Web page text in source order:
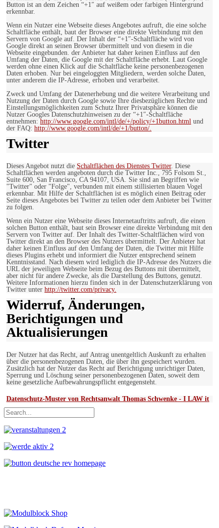
Button ist an dem Zeichen “+1″ auf weißem oder farbigen Hintergrund
erkennbar.
Wenn ein Nutzer eine Webseite dieses Angebotes aufruft, die eine solche
Schaltfläche enthält, baut der Browser eine direkte Verbindung mit den
Servern von Google auf. Der Inhalt der “+1″-Schaltfläche wird von
Google direkt an seinen Browser übermittelt und von diesem in die
Webseite eingebunden. der Anbieter hat daher keinen Einfluss auf den
Umfang der Daten, die Google mit der Schaltfläche erhebt. Laut Google
werden ohne einen Klick auf die Schaltfläche keine personenbezogenen
Daten erhoben. Nur bei eingeloggten Mitgliedern, werden solche Daten,
unter anderem die IP-Adresse, erhoben und verarbeitet.
Zweck und Umfang der Datenerhebung und die weitere Verarbeitung und
Nutzung der Daten durch Google sowie Ihre diesbezüglichen Rechte und
Einstellungsmöglichkeiten zum Schutz Ihrer Privatsphäre können die
Nutzer Googles Datenschutzhinweisen zu der “+1″-Schaltfläche
entnehmen: http://www.google.com/intl/de/+/policy/+1button.html und
der FAQ: http://www.google.com/intl/de/+1/button/.
Twitter
Dieses Angebot nutzt die Schaltflächen des Dienstes Twitter. Diese
Schaltflächen werden angeboten durch die Twitter Inc., 795 Folsom St.,
Suite 600, San Francisco, CA 94107, USA. Sie sind an Begriffen wie
"Twitter" oder "Folge", verbunden mit einem stillisierten blauen Vogel
erkennbar. Mit Hilfe der Schaltflächen ist es möglich einen Beitrag oder
Seite dieses Angebotes bei Twitter zu teilen oder dem Anbieter bei Twitter
zu folgen.
Wenn ein Nutzer eine Webseite dieses Internetauftritts aufruft, die einen
solchen Button enthält, baut sein Browser eine direkte Verbindung mit den
Servern von Twitter auf. Der Inhalt des Twitter-Schaltflächen wird von
Twitter direkt an den Browser des Nutzers übermittelt. Der Anbieter hat
daher keinen Einfluss auf den Umfang der Daten, die Twitter mit Hilfe
dieses Plugins erhebt und informiert die Nutzer entsprechend seinem
Kenntnisstand. Nach diesem wird lediglich die IP-Adresse des Nutzers die
URL der jeweiligen Webseite beim Bezug des Buttons mit übermittelt,
aber nicht für andere Zwecke, als die Darstellung des Buttons, genutzt.
Weitere Informationen hierzu finden sich in der Datenschutzerklärung von
Twitter unter http://twitter.com/privacy.
Widerruf, Änderungen,
Berichtigungen und
Aktualisierungen
Der Nutzer hat das Recht, auf Antrag unentgeltlich Auskunft zu erhalten
über die personenbezogenen Daten, die über ihn gespeichert wurden.
Zusätzlich hat der Nutzer das Recht auf Berichtigung unrichtiger Daten,
Sperrung und Löschung seiner personenbezogenen Daten, soweit dem
keine gesetzliche Aufbewahrungspflicht entgegensteht.
Datenschutz-Muster von Rechtsanwalt Thomas Schwenke - I LAW it